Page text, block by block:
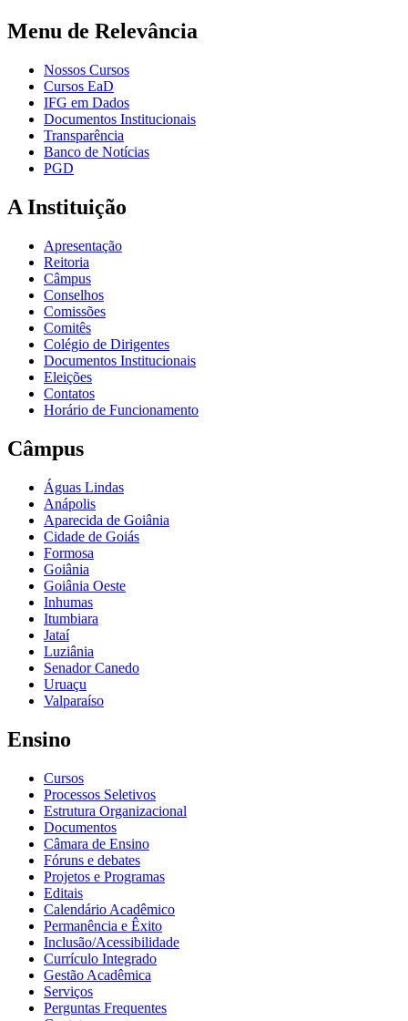
Menu de Relevância
Nossos Cursos
Cursos EaD
IFG em Dados
Documentos Institucionais
Transparência
Banco de Notícias
PGD
A Instituição
Apresentação
Reitoria
Câmpus
Conselhos
Comissões
Comitês
Colégio de Dirigentes
Documentos Institucionais
Eleições
Contatos
Horário de Funcionamento
Câmpus
Águas Lindas
Anápolis
Aparecida de Goiânia
Cidade de Goiás
Formosa
Goiânia
Goiânia Oeste
Inhumas
Itumbiara
Jataí
Luziânia
Senador Canedo
Uruaçu
Valparaíso
Ensino
Cursos
Processos Seletivos
Estrutura Organizacional
Documentos
Câmara de Ensino
Fóruns e debates
Projetos e Programas
Editais
Calendário Acadêmico
Permanência e Êxito
Inclusão/Acessibilidade
Currículo Integrado
Gestão Acadêmica
Serviços
Perguntas Frequentes